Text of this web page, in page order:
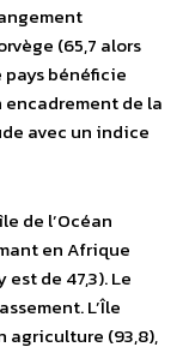
(65,7 alors
pays bénéficie
encadrement de la
avec un indice
de l’Océan
en Afrique
de 47,3). Le
L’Île
agriculture (93,8),